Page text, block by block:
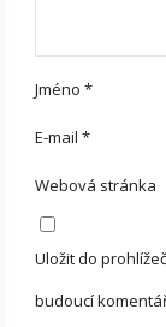
Jméno*
E-mail*
Webová stránka
Uložit do
budoucí